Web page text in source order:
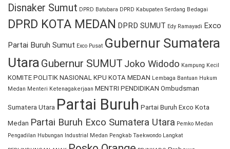
Disnaker Sumut DPRD Batubara DPRD Kabupaten Serdang Bedagai
DPRD KOTA MEDAN DPRD SUMUT Edy Ramayadi Exco
Partai Buruh Sumut Exco Pusat Gubernur Sumatera
Utara Gubernur SUMUT Joko Widodo Kampung Kecil
KOMITE POLITIK NASIONAL KPU KOTA MEDAN Lembaga Bantuan Hukum
Medan Menteri Ketenagakerjaan MENTRI PENDIDIKAN Ombudsman
Sumatera Utara Partai Buruh Partai Buruh Exco Kota
Medan Partai Buruh Exco Sumatera Utara Pemko Medan
Pengadilan Hubungan Industrial Medan Pengkab Taekwondo Langkat